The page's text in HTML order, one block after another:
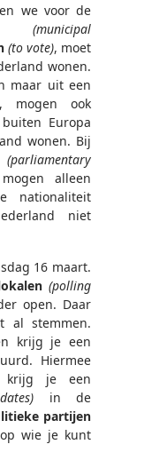
we voor de
(municipal
(to vote), moet
wonen.
maar uit een
mogen ook
Europa
wonen. Bij
(parliamentary
alleen
nationaliteit
niet
16 maart.
(polling
open. Daar
al stemmen.
krijg je een
Hiermee
krijg je een
in de
partijen
wie je kunt